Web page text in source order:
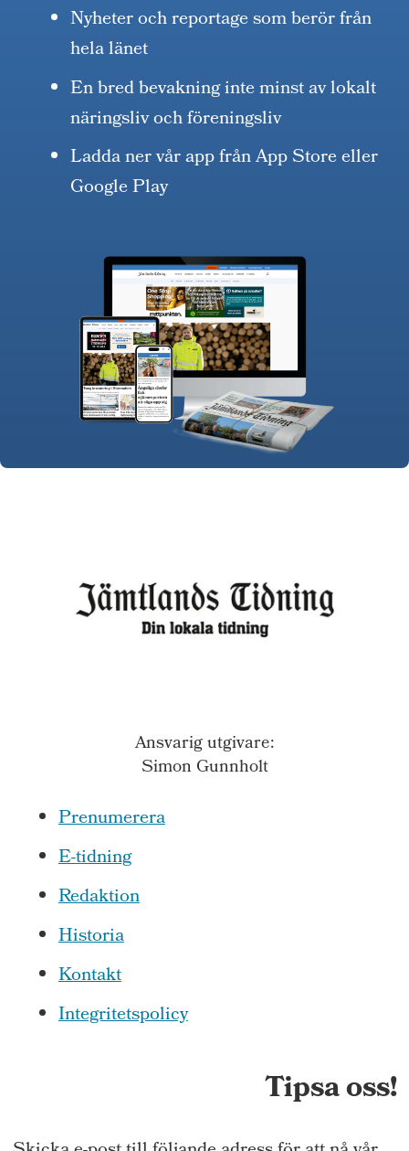
Nyheter och reportage som berör från
hela länet
En bred bevakning inte minst av lokalt
näringsliv och föreningsliv
Ladda ner vår app från App Store eller
Google Play
Ansvarig utgivare:
Simon Gunnholt
Prenumerera
E-tidning
Redaktion
Historia
Kontakt
Integritetspolicy
Tipsa oss!